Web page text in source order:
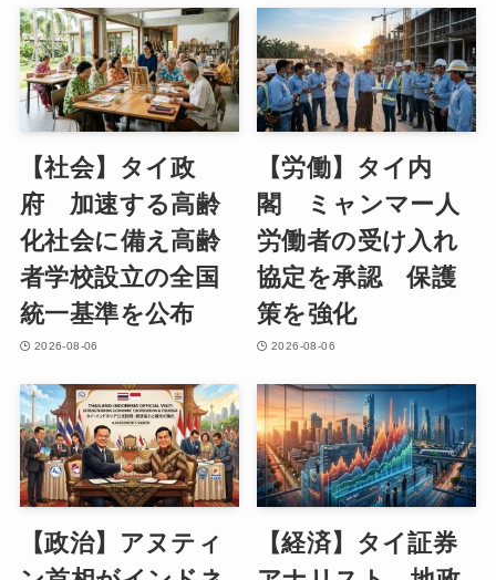
【社会】タイ政
府 加速する高齢
化社会に備え高齢
者学校設立の全国
統一基準を公布
2026-08-06
【労働】タイ内
閣 ミャンマー人
労働者の受け入れ
協定を承認 保護
策を強化
2026-08-06
【政治】アヌティ
【経済】タイ証券